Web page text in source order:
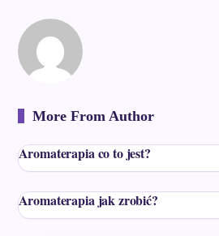
More From Author
Aromaterapia co to jest?
Aromaterapia jak zrobić?